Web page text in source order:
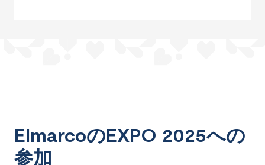
ElmarcoのEXPO 2025への
参加